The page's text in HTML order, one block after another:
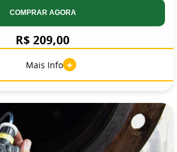
COMPRAR AGORA
R$ 209,00
Mais Info +